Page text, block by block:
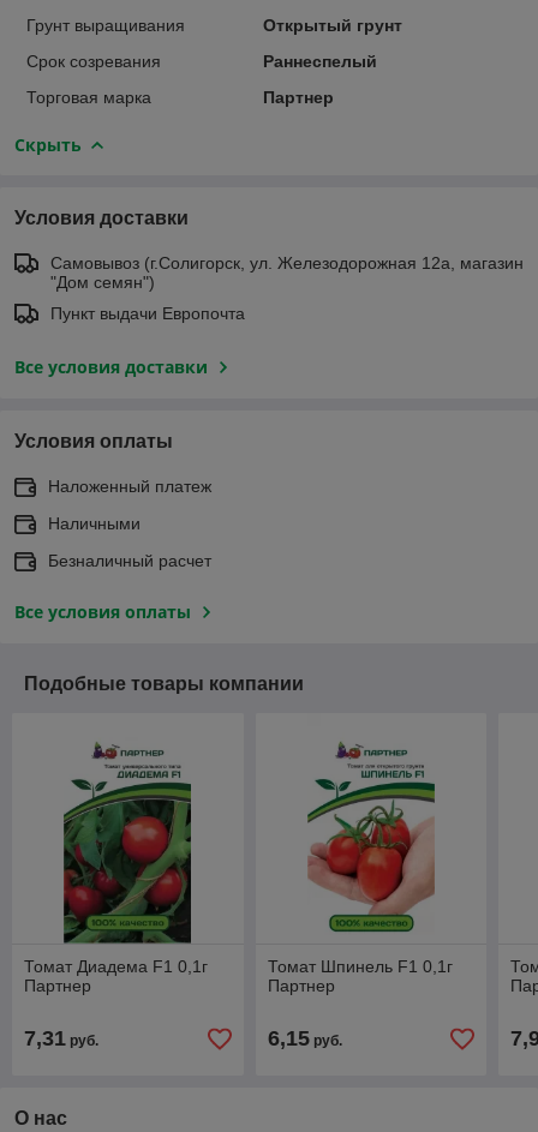
Грунт выращивания
Открытый грунт
Срок созревания
Раннеспелый
Торговая марка
Партнер
Скрыть
Условия доставки
Самовывоз (г.Солигорск, ул. Железодорожная 12а, магазин
"Дом семян")
Пункт выдачи Европочта
Все условия доставки
Условия оплаты
Наложенный платеж
Наличными
Безналичный расчет
Все условия оплаты
Подобные товары компании
Томат Диадема F1 0,1г
Партнер
7,31 руб.
Томат Шпинель F1 0,1г
Партнер
6,15руб.
О нас